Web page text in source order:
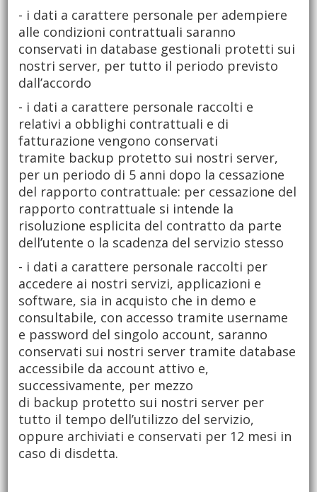
- i dati a carattere personale per adempiere
alle condizioni contrattuali saranno
conservati in database gestionali protetti sui
nostri server, per tutto il periodo previsto
dall’accordo
- i dati a carattere personale raccolti e
relativi a obblighi contrattuali e di
fatturazione vengono conservati
tramite backup protetto sui nostri server,
per un periodo di 5 anni dopo la cessazione
del rapporto contrattuale: per cessazione del
rapporto contrattuale si intende la
risoluzione esplicita del contratto da parte
dell’utente o la scadenza del servizio stesso
- i dati a carattere personale raccolti per
accedere ai nostri servizi, applicazioni e
software, sia in acquisto che in demo e
consultabile, con accesso tramite username
e password del singolo account, saranno
conservati sui nostri server tramite database
accessibile da account attivo e,
successivamente, per mezzo
di backup protetto sui nostri server per
tutto il tempo dell’utilizzo del servizio,
oppure archiviati e conservati per 12 mesi in
caso di disdetta.